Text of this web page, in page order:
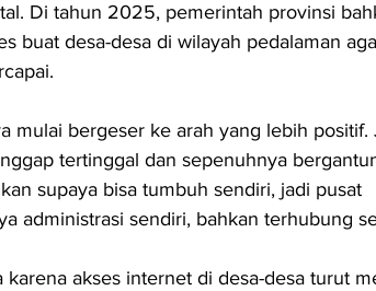
Di tahun 2025, pemerintah provinsi
buat desa-desa di wilayah pedalaman
mulai bergeser ke arah yang lebih positif.
tertinggal dan sepenuhnya
supaya bisa tumbuh sendiri, jadi pusat
administrasi sendiri, bahkan terhubung
akses internet di desa-desa turut